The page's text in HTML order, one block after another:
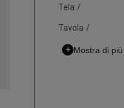
Tela
Tavola
+ Mostra di più